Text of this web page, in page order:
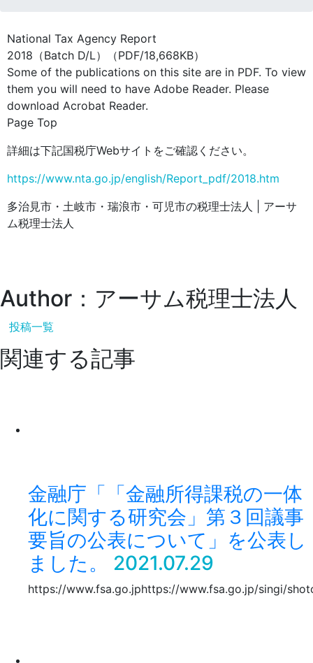
National Tax Agency Report
2018（Batch D/L）（PDF/18,668KB）
Some of the publications on this site are in PDF. To view
them you will need to have Adobe Reader. Please
download Acrobat Reader.
Page Top
詳細は下記国税庁Webサイトをご確認ください。
https://www.nta.go.jp/english/Report_pdf/2018.htm
多治見市・土岐市・瑞浪市・可児市の税理士法人 | アーサ
ム税理士法人
Author：アーサム税理士法人
投稿一覧
関連する記事
金融庁「「金融所得課税の一体
化に関する研究会」第３回議事
要旨の公表について」を公表し
ました。
2021.07.29
https://www.fsa.go.jphttps://www.fsa.go.jp/singi/